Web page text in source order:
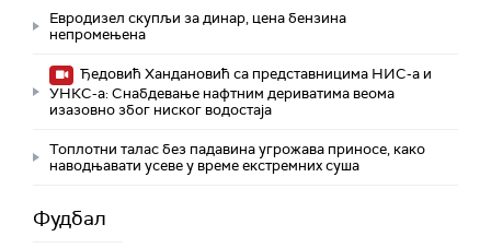
Евродизел скупљи за динар, цена бензина
непромењена
Ђедовић Хандановић са представницима НИС-а и
УНКС-а: Снабдевање нафтним дериватима веома
изазовно због ниског водостаја
Топлотни талас без падавина угрожава приносе, како
наводњавати усеве у време екстремних суша
Фудбал